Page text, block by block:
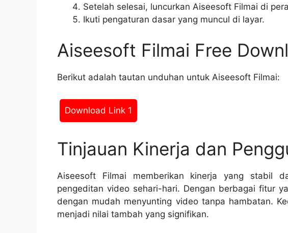
Setelah selesai, luncurkan Aiseesoft Filmai di
Ikuti pengaturan dasar yang muncul di layar.
Aiseesoft Filmai Free
Berikut adalah tautan unduhan untuk Aiseesoft Filmai:
Download Link 1
Tinjauan Kinerja dan
Aiseesoft Filmai memberikan kinerja yang stabil
pengeditan video sehari-hari. Dengan berbagai fitur
dengan mudah menyunting video tanpa hambatan.
menjadi nilai tambah yang signifikan.